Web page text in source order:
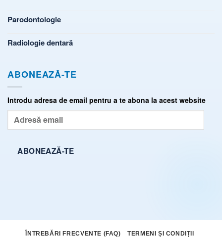
Parodontologie
Radiologie dentară
ABONEAZĂ-TE
Introdu adresa de email pentru a te abona la acest website
Adresă
email
ABONEAZĂ-TE
ÎNTREBĂRI FRECVENTE (FAQ) TERMENI ȘI CONDIȚII